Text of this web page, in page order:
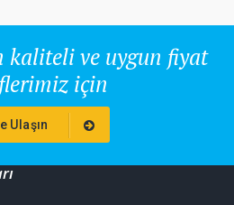
ve uygun fiyat
için
Ulaşın